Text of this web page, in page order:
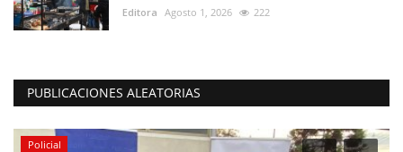
Editora Agosto 1, 2026 222
PUBLICACIONES ALEATORIAS
Policial